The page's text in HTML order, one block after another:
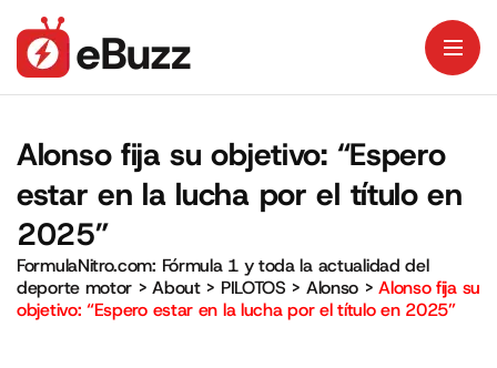
Alonso fija su objetivo: “Espero
estar en la lucha por el título en
2025”
FormulaNitro.com: Fórmula 1 y toda la actualidad del
deporte motor >About> PILOTOS > Alonso >Alonso fija su
objetivo: “Espero estar en la lucha por el título en 2025”